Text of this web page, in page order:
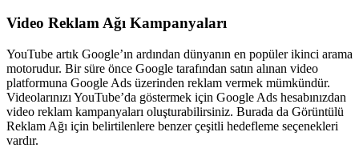
Video Reklam Ağı Kampanyaları
YouTube artık Google’ın ardından dünyanın en popüler ikinci arama
motorudur. Bir süre önce Google tarafından satın alınan video
platformuna Google Ads üzerinden reklam vermek mümkündür.
Videolarınızı YouTube’da göstermek için Google Ads hesabınızdan
video reklam kampanyaları oluşturabilirsiniz. Burada da Görüntülü
Reklam Ağı için belirtilenlere benzer çeşitli hedefleme seçenekleri
vardır.